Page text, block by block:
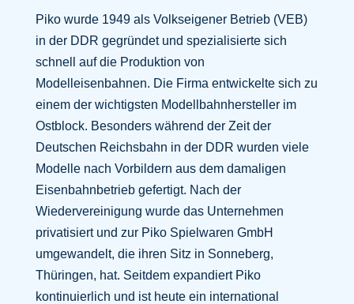
Piko wurde 1949 als Volkseigener Betrieb (VEB)
in der DDR gegründet und spezialisierte sich
schnell auf die Produktion von
Modelleisenbahnen. Die Firma entwickelte sich zu
einem der wichtigsten Modellbahnhersteller im
Ostblock. Besonders während der Zeit der
Deutschen Reichsbahn in der DDR wurden viele
Modelle nach Vorbildern aus dem damaligen
Eisenbahnbetrieb gefertigt. Nach der
Wiedervereinigung wurde das Unternehmen
privatisiert und zur Piko Spielwaren GmbH
umgewandelt, die ihren Sitz in Sonneberg,
Thüringen, hat. Seitdem expandiert Piko
kontinuierlich und ist heute ein international